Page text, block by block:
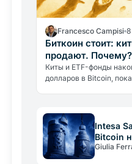
Francesco Campisi 8
Биткоин стоит:
продают. Почему?
Киты и ETF-фонды
долларов в Bitcoin,
Intesa
Bitcoin
Giulia